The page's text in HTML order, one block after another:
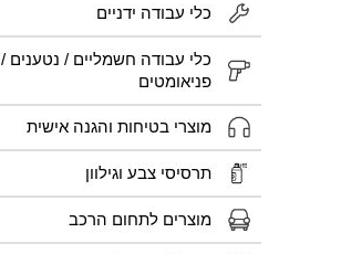
כלי עבודה ידניים
כלי עבודה חשמליים / נטענים /
פניאומטים
מוצרי בטיחות והגנה אישית
תרסיסי צבע וגילוון
מוצרים לתחום הרכב